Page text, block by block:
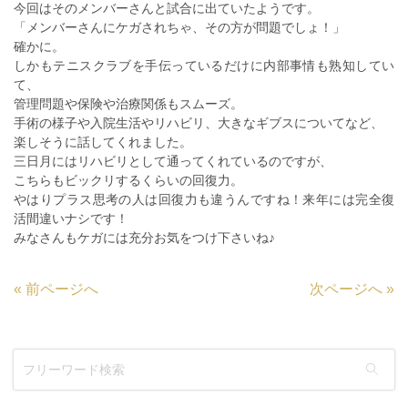
今回はそのメンバーさんと試合に出ていたようです。
「メンバーさんにケガされちゃ、その方が問題でしょ！」
確かに。
しかもテニスクラブを手伝っているだけに内部事情も熟知してい
て、
管理問題や保険や治療関係もスムーズ。
手術の様子や入院生活やリハビリ、大きなギブスについてなど、
楽しそうに話してくれました。
三日月にはリハビリとして通ってくれているのですが、
こちらもビックリするくらいの回復力。
やはりプラス思考の人は回復力も違うんですね！来年には完全復
活間違いナシです！
みなさんもケガには充分お気をつけ下さいね♪
« 前ページへ 次ページへ »